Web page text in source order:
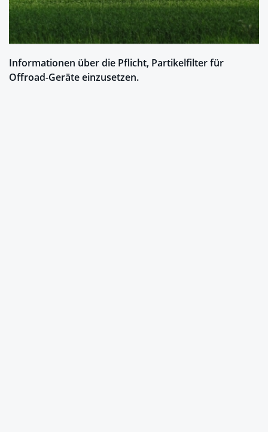
Informationen über die Pflicht, Partikelfilter für
Offroad-Geräte einzusetzen.